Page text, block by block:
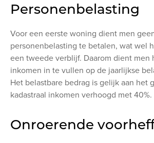
Personenbelasting
Voor een eerste woning dient men
personenbelasting te betalen, wat wel
een tweede verblijf. Daarom dient men
inkomen in te vullen op de jaarlijkse
Het belastbare bedrag is gelijk aan het
kadastraal inkomen verhoogd met 40%.
Onroerende